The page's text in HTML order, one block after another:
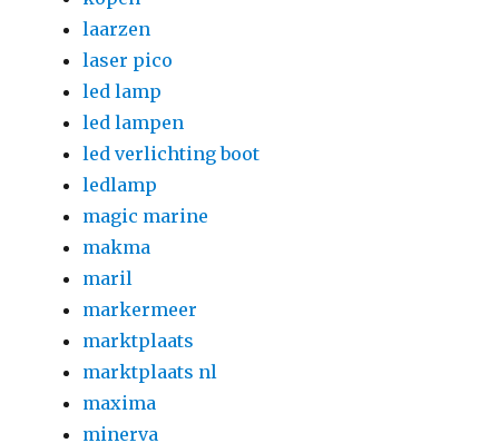
laarzen
laser pico
led lamp
led lampen
led verlichting boot
ledlamp
magic marine
makma
maril
markermeer
marktplaats
marktplaats nl
maxima
minerva